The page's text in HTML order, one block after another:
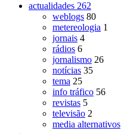
actualidades 262
weblogs 80
metereologia 1
jornais 4
rádios 6
jornalismo 26
notícias 35
tema 25
info tráfico 56
revistas 5
televisão 2
media alternativos